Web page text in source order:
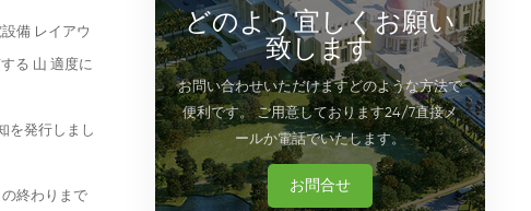
どのよう宜しくお願い
致します
お問い合わせいただけますどのような方法で
便利です。 ご用意しております24/7直接メ
ールか電話でいたします。
お問合せ
備 レイアウ
る 山 適度に
を発行しまし
終わりまで